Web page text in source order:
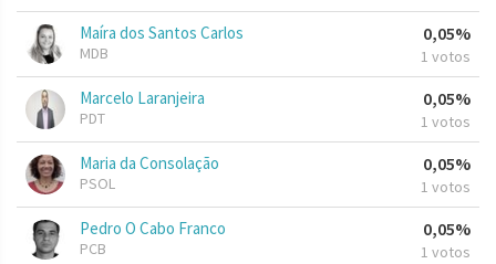
Maíra dos Santos Carlos
MDB
0,05%
1 votos
Marcelo Laranjeira
PDT
0,05%
1 votos
Maria da Consolação
PSOL
0,05%
1 votos
Pedro O Cabo Franco
PCB
0,05%
1 votos